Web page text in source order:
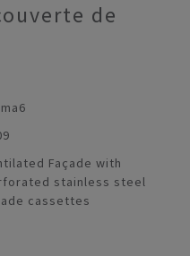
de
Façade with
stainless steel
cassettes